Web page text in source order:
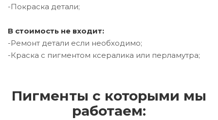
-Покраска детали;
В стоимость не входит:
-Ремонт детали если необходимо;
-Краска с пигментом ксералика или перламутра;
Пигменты с которыми мы
работаем: